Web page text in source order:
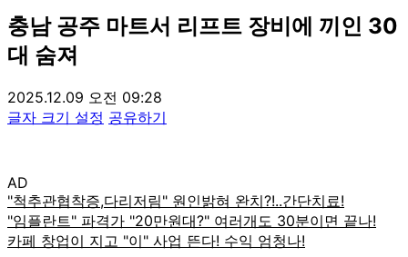
충남 공주 마트서 리프트 장비에 끼인 30
대 숨져
2025.12.09 오전 09:28
글자 크기 설정 공유하기
AD